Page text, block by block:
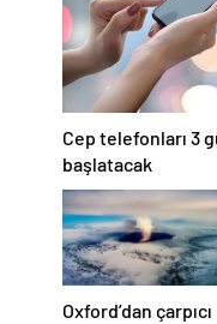
darbedir
Cep telefonları 3
başlatacak
Oxford’dan çarpıcı